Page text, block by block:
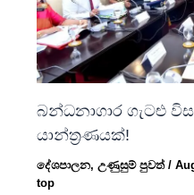
බන්ධනාගාර ගැටළු
යාන්ත්‍රණයක්!
දේශපාලන,උණුසුම් පුවත්/
top